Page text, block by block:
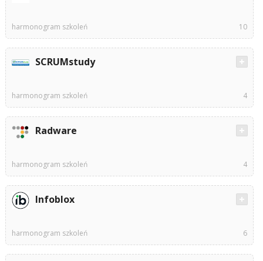
harmonogram szkoleń 10
SCRUMstudy
harmonogram szkoleń 4
Radware
harmonogram szkoleń 4
Infoblox
harmonogram szkoleń 6